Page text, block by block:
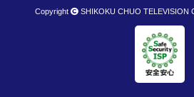
Copyright SHIKOKU CHUO TELEVISION